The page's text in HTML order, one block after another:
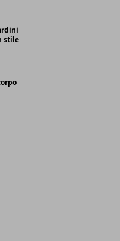
stile